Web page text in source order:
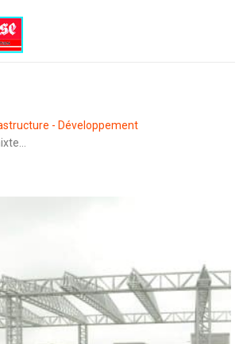
- Développement